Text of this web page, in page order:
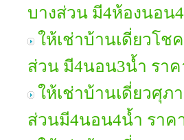
บางส่วน มี4ห้องนอน
ให้เช่าบ้านเดี่ยวโช
ส่วน มี4นอน3น้ำ ราค
ให้เช่าบ้านเดี่ยวศุภ
ส่วนมี4นอน4น้ำ ราค